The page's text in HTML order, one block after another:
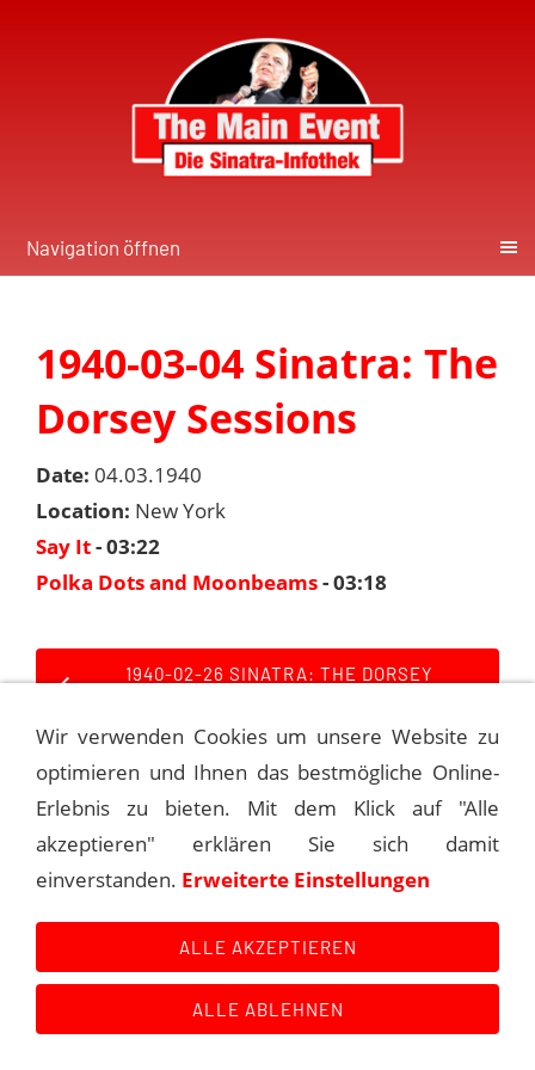
Navigation öffnen
1940-03-04 Sinatra: The
Dorsey Sessions
Date: 04.03.1940
Location: New York
Say It- 03:22
Polka Dots and Moonbeams- 03:18
1940-02-26 SINATRA: THE DORSEY
SESSIONS
Kontakt Main Event History
Quellen
Datenschutzerklärung
Wir verwenden Cookies um unsere Website zu
optimieren und Ihnen das bestmögliche Online-
Erlebnis zu bieten. Mit dem Klick auf "Alle
akzeptieren" erklären Sie sich damit
einverstanden. Erweiterte Einstellungen
ALLE AKZEPTIEREN
ALLE ABLEHNEN